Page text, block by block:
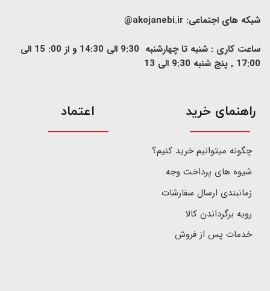
شبکه های اجتماعی: akojanebi.ir@
ساعت کاری : شنبه تا چهارشنبه 9:30 الی 14:30 و از 00: 15 الی
17:00 , پنج شنبه 9:30 الی 13
​راهنمای خرید
چگونه میتوانیم خرید کنیم؟
شیوه های پرداخت وجه
زمانبندی ارسال سفارشات
رویه برگرداندن کالا
خدمات پس از فروش
اعتماد